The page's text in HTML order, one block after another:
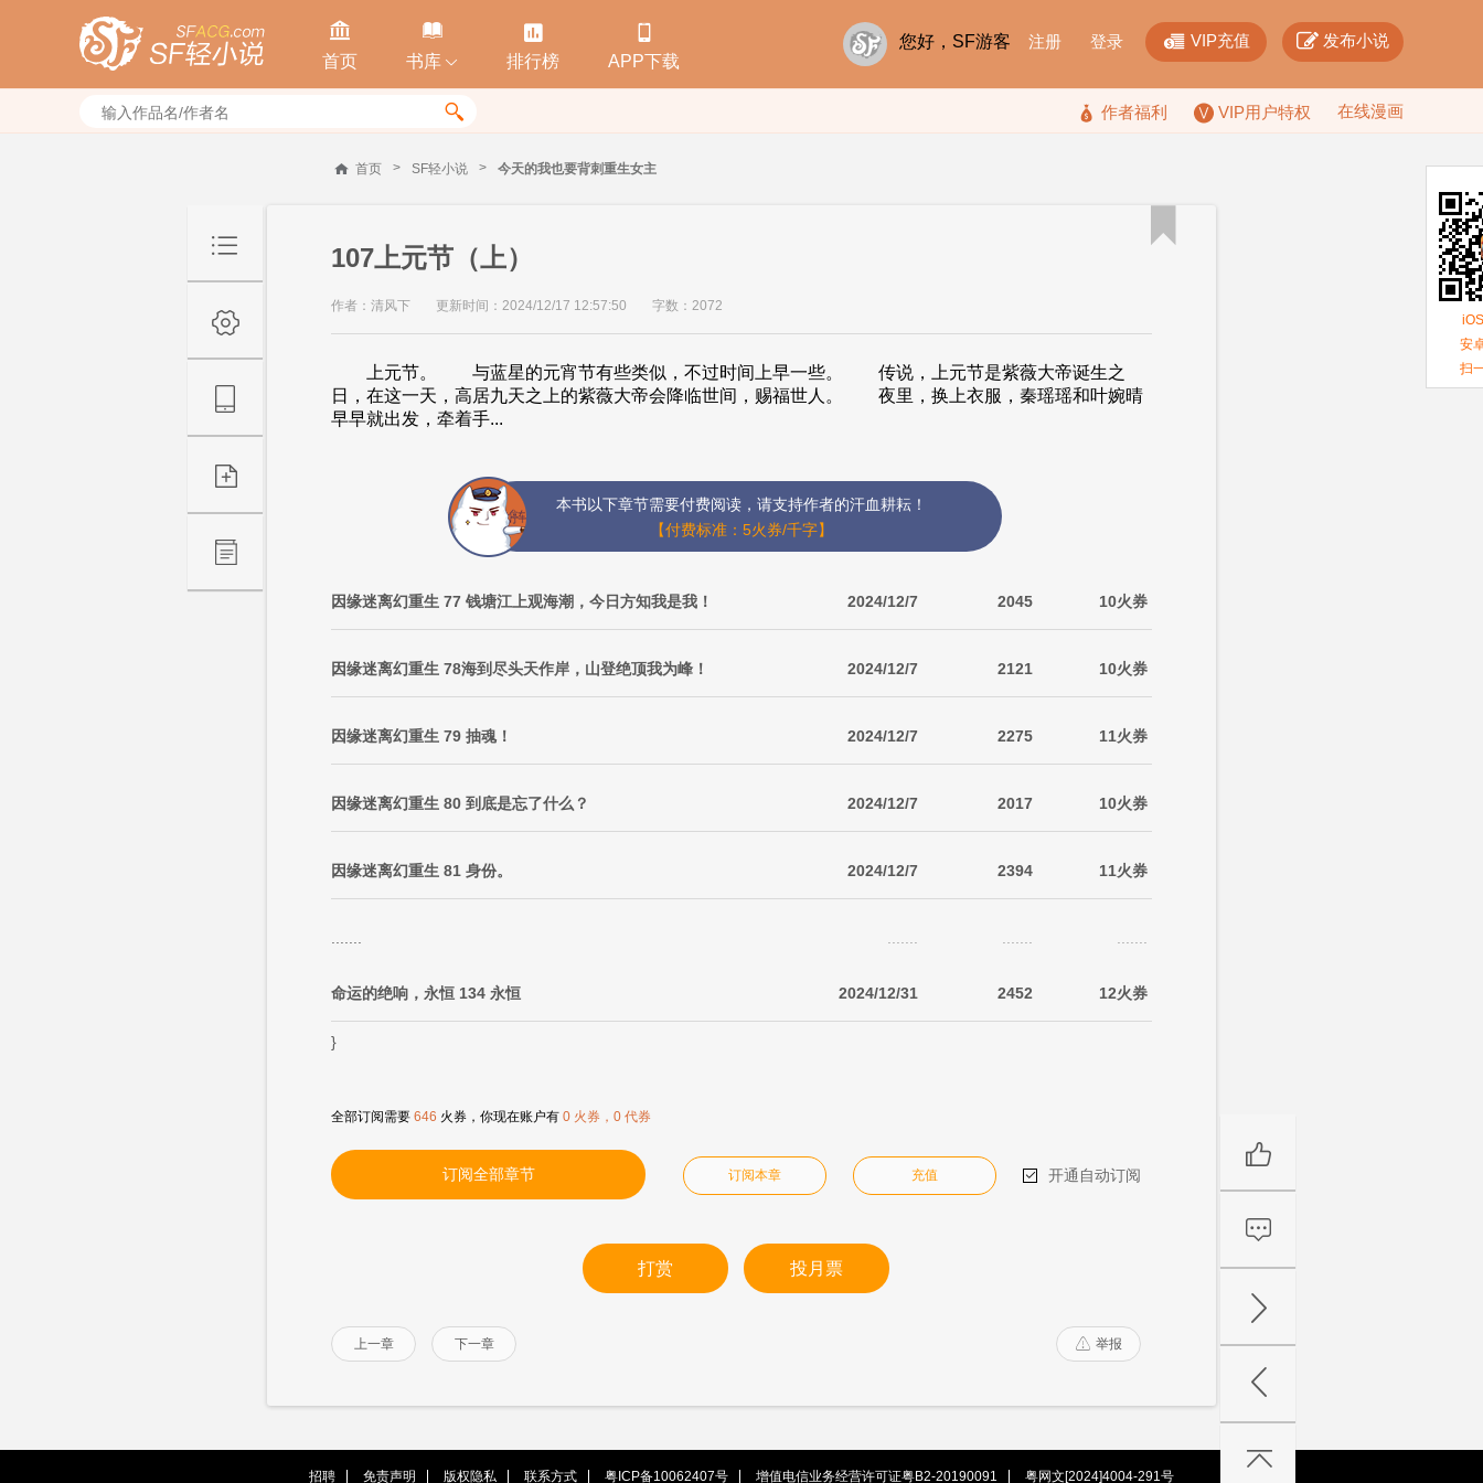

首页

书库 

排行榜

APP下载
您好，SF游客 注册 登录  VIP充值  发布小说
  作者福利 VIP用户特权 在线漫画
首页 > SF轻小说 > 今天的我也要背刺重生女主
107上元节（上）
作者：清风下 更新时间：2024/12/17 12:57:50 字数：2072
上元节。 与蓝星的元宵节有些类似，不过时间上早一些。 传说，上元节是紫薇大帝诞生之
日，在这一天，高居九天之上的紫薇大帝会降临世间，赐福世人。 夜里，换上衣服，秦瑶瑶和叶婉晴
早早就出发，牵着手...
本书以下章节需要付费阅读，请支持作者的汗血耕耘！
【付费标准：5火券/千字】
因缘迷离幻重生 77 钱塘江上观海潮，今日方知我是我！ 2024/12/7 2045 10火券
因缘迷离幻重生 78海到尽头天作岸，山登绝顶我为峰！ 2024/12/7 2121 10火券
因缘迷离幻重生 79 抽魂！ 2024/12/7 2275 11火券
因缘迷离幻重生 80 到底是忘了什么？ 2024/12/7 2017 10火券
因缘迷离幻重生 81 身份。 2024/12/7 2394 11火券
命运的绝响，永恒 134 永恒 2024/12/31 2452 12火券
}
全部订阅需要 646 火券，你现在账户有 0 火券，0 代券
订阅全部章节 订阅本章 充值  开通自动订阅
打赏 投月票
上一章 下一章  举报

招聘 免责声明 版权隐私 联系方式 粤ICP备10062407号 增值电信业务经营许可证粤B2-20190091 粤网文[2024]4004-291号
安
扫